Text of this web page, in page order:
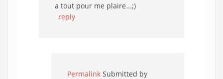
a tout pour me plaire...;)
reply
Permalink Submitted by